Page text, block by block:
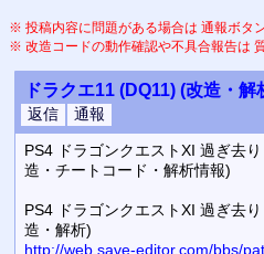
※ 投稿内容に問題がある場合は 通報ボタ
※ 改造コードの動作確認や不具合報告は
ドラクエ11 (DQ11) (改造・解
PS4 ドラゴンクエストXI 過ぎ去
造・チートコード・解析情報)
PS4 ドラゴンクエストXI 過ぎ去
造・解析)
http://web.save-editor.com/bbs/